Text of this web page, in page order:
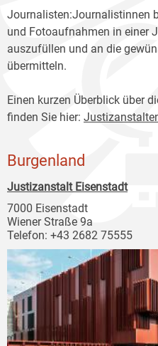
Journalisten:Journalistinnen
und Fotoaufnahmen in einer
auszufüllen und an die
übermitteln.
Einen kurzen Überblick über
finden Sie hier:
Burgenland
Justizanstalt Eisenstadt
7000 Eisenstadt
Wiener Straße 9a
Telefon: +43 2682 75555